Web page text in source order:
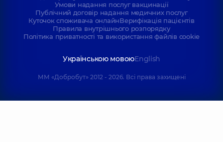
Умови надання послуг вакцинації
Публічний договір надання медичних послуг
Куточок споживача онлайнВерифікація пацієнтів
Правила внутрішнього розпорядку
Політика приватності та використання файлів cookie
Українською мовоюEnglish
ММ «Добробут» 2012 - 2026. Всі права захищені